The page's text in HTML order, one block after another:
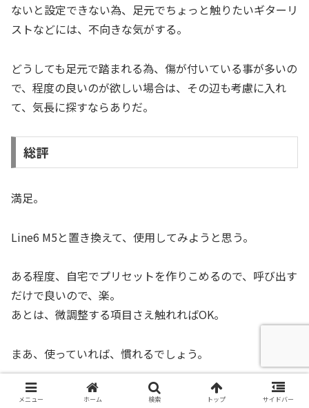
ないと設定できない為、足元でちょっと触りたいギターリ
ストなどには、不向きな気がする。
どうしても足元で踏まれる為、傷が付いている事が多いの
で、程度の良いのが欲しい場合は、その辺も考慮に入れ
て、気長に探すならありだ。
総評
満足。
Line6 M5と置き換えて、使用してみようと思う。
ある程度、自宅でプリセットを作りこめるので、呼び出す
だけで良いので、楽。
あとは、微調整する項目さえ触れればOK。
まあ、使っていれば、慣れるでしょう。
使ってみて思ったが、このRV-500は、高域から低域ま
メニュー ホーム 検索 トップ サイドバー